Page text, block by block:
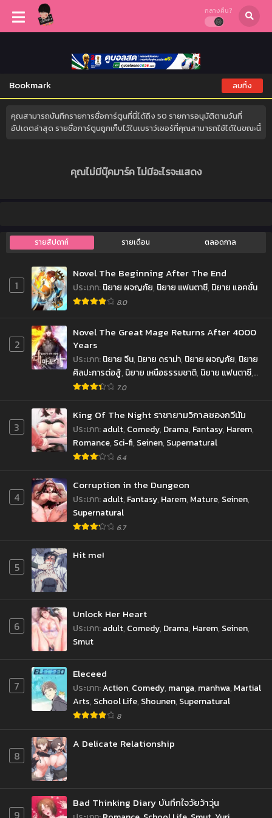
กลางคืน?
Bookmark ลบทิ้ง
คุณสามารถบันทึกรายการชื่อการ์ตูนที่นี่ได้ถึง 50 รายการอนุมัติตามวันที่
อัปเดตล่าสุด รายชื่อการ์ตูนถูกเก็บไว้ในเบราว์เซอร์ที่คุณสามารถใช้ได้ในขณะนี้
คุณไม่มีบุ๊คมาร์ค ไม่มีอะไรจะแสดง
รายสัปดาห์ รายเดือน ตลอดกาล
1
Novel The Beginning After The End
ประเภท:นิยาย ผจญภัย, นิยาย แฟนตาซี, นิยาย แอคชั่น
8.0
2
Novel The Great Mage Returns After 4000
Years
ประเภท:นิยาย จีน, นิยาย ดราม่า, นิยาย ผจญภัย, นิยาย
ศิลปะการต่อสู้, นิยาย เหนือธรรมชาติ, นิยาย แฟนตาซี,
นิยาย แอคชั่น7.0
3
King Of The Night ราชายามวิกาลซองกวีนัม
ประเภท:adult, Comedy, Drama, Fantasy, Harem,
Romance, Sci-fi, Seinen, Supernatural
6.4
4
Corruption in the Dungeon
ประเภท:adult, Fantasy, Harem, Mature, Seinen,
Supernatural
6.7
5
Hit me!
6
Unlock Her Heart
ประเภท:adult, Comedy, Drama, Harem, Seinen,
Smut
7
Eleceed
ประเภท:Action, Comedy, manga, manhwa, Martial
Arts, School Life, Shounen, Supernatural
8
8
A Delicate Relationship
9
Bad Thinking Diary บันทึกใจวัยว้าวุ่น